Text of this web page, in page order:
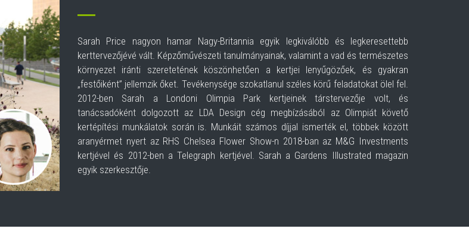
Sarah Price nagyon hamar Nagy-Britannia egyik legkiválóbb és legkeresettebb
kerttervezőjévé vált. Képzőművészeti tanulmányainak, valamint a vad és természetes
környezet iránti szeretetének köszönhetően a kertjei lenyűgözőek, és gyakran
„festőiként” jellemzik őket. Tevékenysége szokatlanul széles körű feladatokat ölel fel.
2012-ben Sarah a Londoni Olimpia Park kertjeinek társtervezője volt, és
tanácsadóként dolgozott az LDA Design cég megbízásából az Olimpiát követő
kertépítési munkálatok során is. Munkáit számos díjjal ismerték el, többek között
aranyérmet nyert az RHS Chelsea Flower Show-n 2018-ban az M&G Investments
kertjével és 2012-ben a Telegraph kertjével. Sarah a Gardens Illustrated magazin
egyik szerkesztője.